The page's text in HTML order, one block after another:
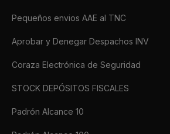
Pequeños envios AAE al TNC
Aprobar y Denegar Despachos INV
Coraza Electrónica de Seguridad
STOCK DEPÓSITOS FISCALES
Padrón Alcance 10